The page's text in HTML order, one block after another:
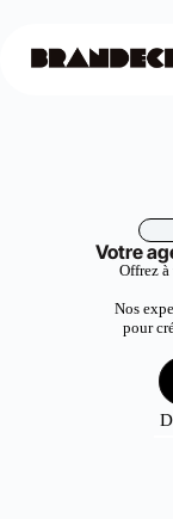
Votre
Offrez
Nos
pour